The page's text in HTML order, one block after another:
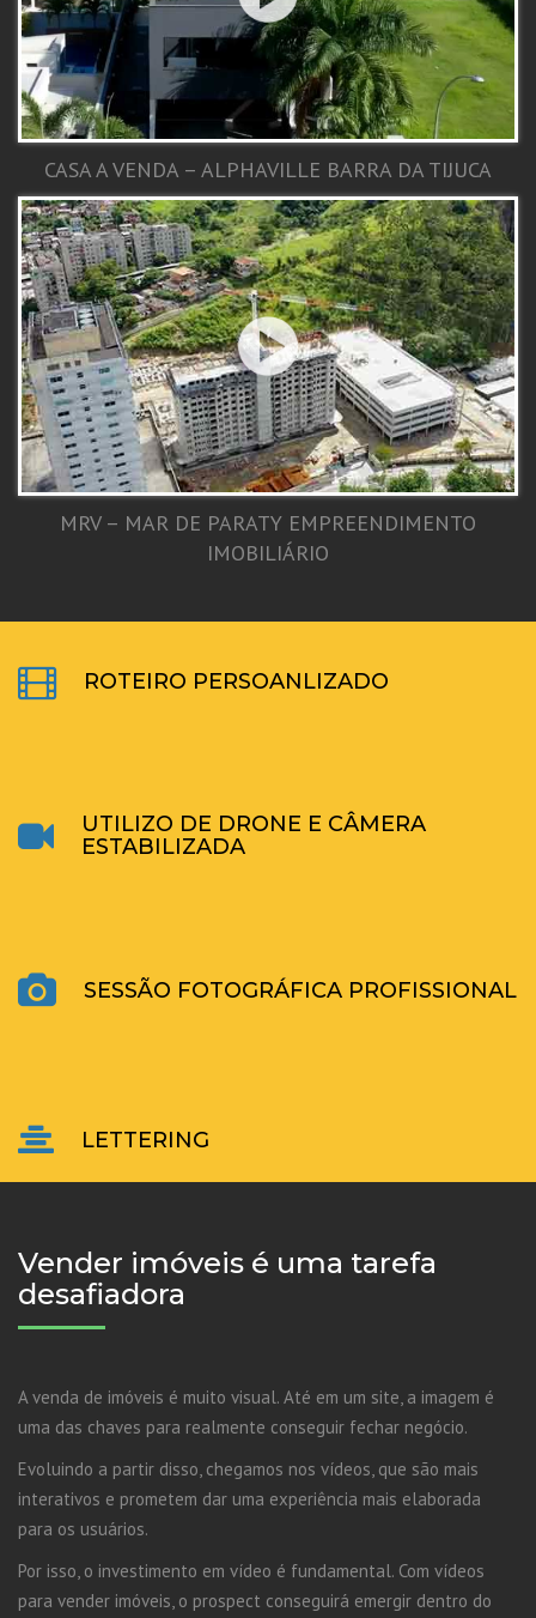
CASA A VENDA – ALPHAVILLE BARRA DA TIJUCA
MRV – MAR DE PARATY EMPREENDIMENTO
IMOBILIÁRIO
ROTEIRO PERSOANLIZADO
UTILIZO DE DRONE E CÂMERA
ESTABILIZADA
SESSÃO FOTOGRÁFICA PROFISSIONAL
LETTERING
Vender imóveis é uma tarefa
desafiadora
A venda de imóveis é muito visual. Até em um site, a imagem é
uma das chaves para realmente conseguir fechar negócio.
Evoluindo a partir disso, chegamos nos vídeos, que são mais
interativos e prometem dar uma experiência mais elaborada
para os usuários.
Por isso, o investimento em vídeo é fundamental. Com vídeos
para vender imóveis, o prospect conseguirá emergir dentro do